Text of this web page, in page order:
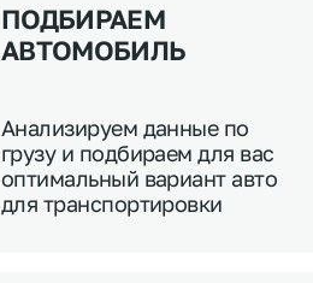
ПОДБИРАЕМ
АВТОМОБИЛЬ
Анализируем данные по
грузу и подбираем для вас
оптимальный вариант авто
для транспортировки